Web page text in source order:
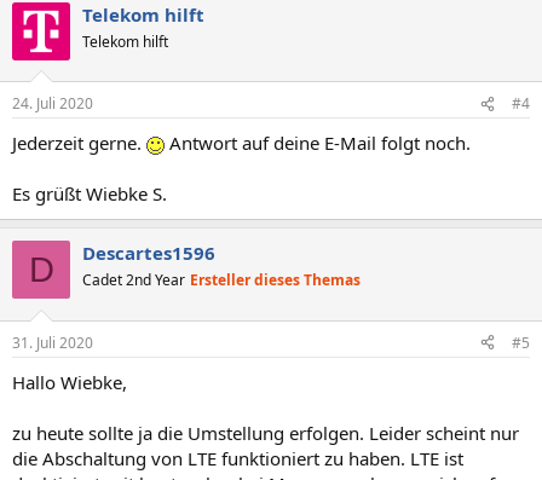
k
t
e
:
Telekom hilft
Telekom hilft
24. Juli 2020 #4
Jederzeit gerne. Antwort auf deine E-Mail folgt noch.
Es grüßt Wiebke S.
D Descartes1596
Cadet 2nd Year Ersteller dieses Themas
31. Juli 2020 #5
Hallo Wiebke,
zu heute sollte ja die Umstellung erfolgen. Leider scheint nur
die Abschaltung von LTE funktioniert zu haben. LTE ist